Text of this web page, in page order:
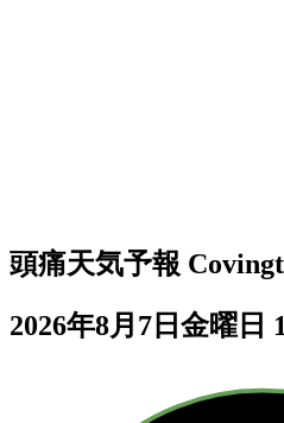
頭痛天気予報
2026年8月7日金曜日